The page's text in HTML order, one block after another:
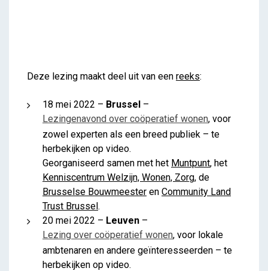
Deze lezing maakt deel uit van een reeks:
18 mei 2022 – Brussel –
Lezingenavond over coöperatief wonen, voor
zowel experten als een breed publiek – te
herbekijken op video.
Georganiseerd samen met het Muntpunt, het
Kenniscentrum Welzijn, Wonen, Zorg, de
Brusselse Bouwmeester en Community Land
Trust Brussel.
20 mei 2022 – Leuven –
Lezing over coöperatief wonen, voor lokale
ambtenaren en andere geïnteresseerden – te
herbekijken op video.